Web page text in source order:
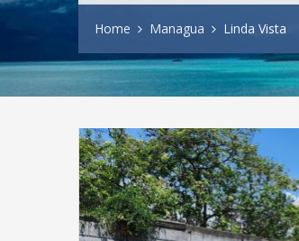
Home Managua Linda Vista